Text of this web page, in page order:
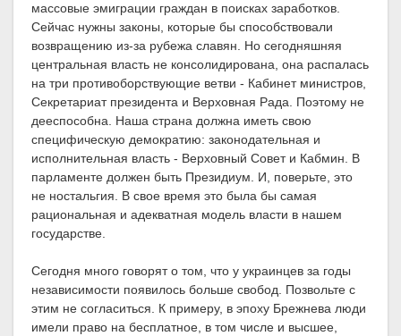
массовые эмиграции граждан в поисках заработков.
Сейчас нужны законы, которые бы способствовали
возвращению из-за рубежа славян. Но сегодняшняя
центральная власть не консолидирована, она распалась
на три противоборствующие ветви - Кабинет министров,
Секретариат президента и Верховная Рада. Поэтому не
дееспособна. Наша страна должна иметь свою
специфическую демократию: законодательная и
исполнительная власть - Верховный Совет и Кабмин. В
парламенте должен быть Президиум. И, поверьте, это
не ностальгия. В свое время это была бы самая
рациональная и адекватная модель власти в нашем
государстве.
Сегодня много говорят о том, что у украинцев за годы
независимости появилось больше свобод. Позвольте с
этим не согласиться. К примеру, в эпоху Брежнева люди
имели право на бесплатное, в том числе и высшее,